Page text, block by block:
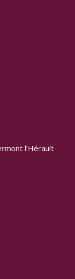
l’Hérault